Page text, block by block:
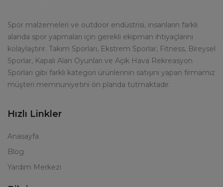
Spor malzemeleri ve outdoor endüstrisi, insanların farklı
alanda spor yapmaları için gerekli ekipman ihtiyaçlarını
kolaylaştırır. Takım Sporları, Ekstrem Sporlar, Fitness, Bireysel
Sporlar, Kapalı Alan Oyunları ve Açık Hava Rekreasyon
Sporları gibi farklı kategori ürünlerinin satışını yapan firmamız
müşteri memnuniyetini ön planda tutmaktadır.
Hızlı Linkler
Anasayfa
Blog
Yardım Merkezi